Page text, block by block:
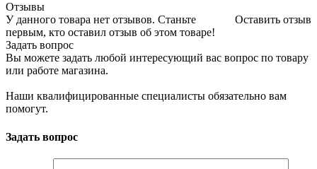
Отзывы
Оставить отзыв
У данного товара нет отзывов. Станьте
первым, кто оставил отзыв об этом товаре!
Задать вопрос
Вы можете задать любой интересующий вас вопрос по товару
или работе магазина.
Наши квалифицированные специалисты обязательно вам
помогут.
Задать вопрос